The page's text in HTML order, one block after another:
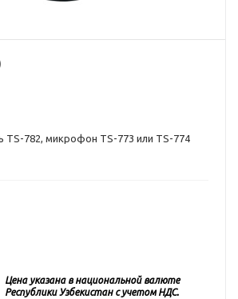
TS-782, микрофон TS-773 или TS-774
Цена указана в национальной валюте
Республики Узбекистан с учетом НДС.